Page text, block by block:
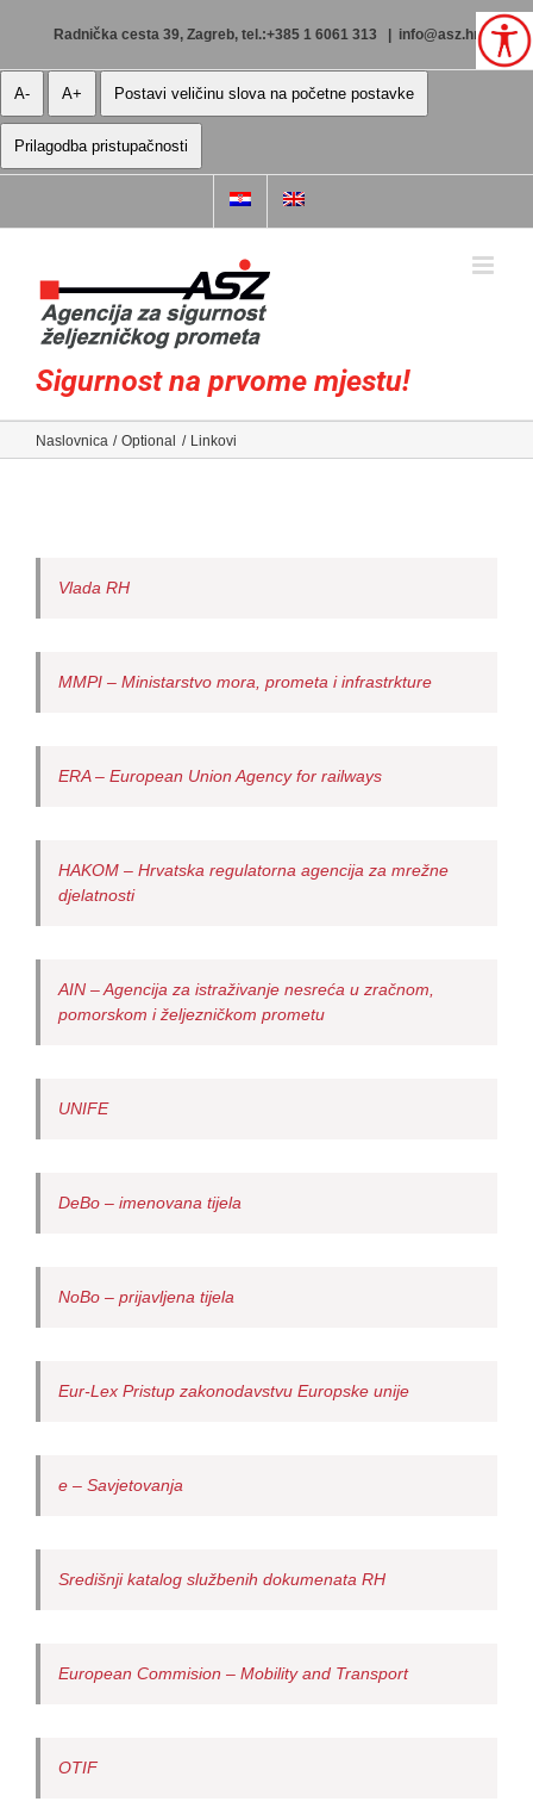
Radnička cesta 39, Zagreb, tel.:+385 1 6061 313 info@asz.hr
A- A+ Postavi veličinu slova na početne postavke
Prilagodba pristupačnosti
Sigurnost na prvome mjestu!
Naslovnica Optional Linkovi
Vlada RH
MMPI – Ministarstvo mora, prometa i infrastrkture
ERA – European Union Agency for railways
HAKOM – Hrvatska regulatorna agencija za mrežne
djelatnosti
AIN – Agencija za istraživanje nesreća u zračnom,
pomorskom i željezničkom prometu
UNIFE
DeBo – imenovana tijela
NoBo – prijavljena tijela
Eur-Lex Pristup zakonodavstvu Europske unije
e – Savjetovanja
Središnji katalog službenih dokumenata RH
European Commision – Mobility and Transport
OTIF